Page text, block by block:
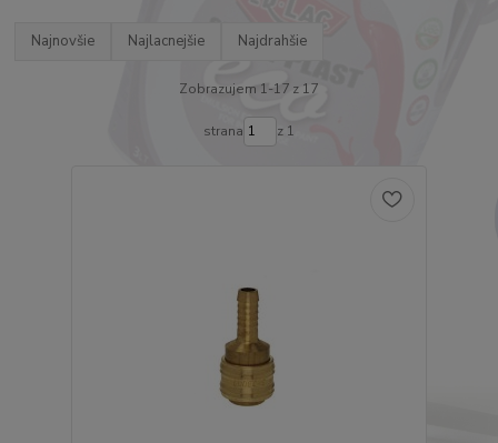
Najnovšie Najlacnejšie Najdrahšie
Zobrazujem 1-17 z 17
strana z 1